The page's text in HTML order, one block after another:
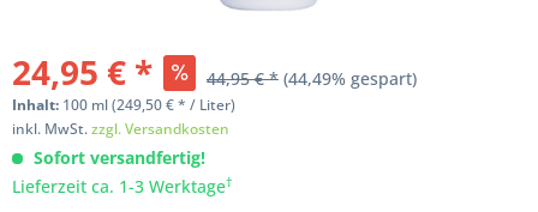
24,95 € * 44,95 € * (44,49% gespart)
Inhalt: 100 ml(249,50 € * / Liter)
inkl. MwSt.zzgl. Versandkosten
Sofort versandfertig!
Lieferzeit ca. 1-3 Werktage†